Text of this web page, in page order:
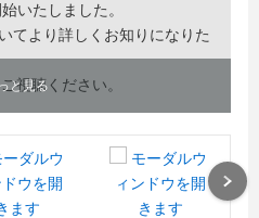
いたしました。
てより詳しくお知りになりた
視聴ください。
おります。
と見る